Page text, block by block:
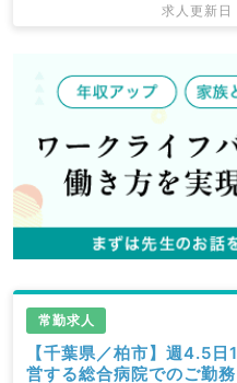
求人更新
常勤求人
【千葉県／柏市】週4.5
営する総合病院でのご勤